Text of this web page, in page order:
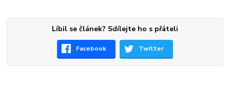
Líbil se článek? Sdílejte ho s přáteli
Facebook Twitter